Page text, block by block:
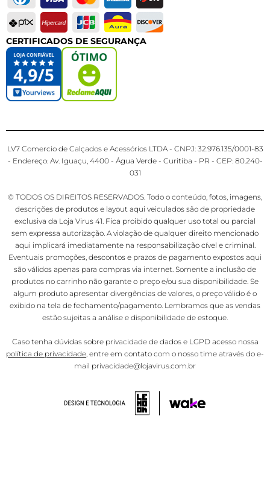
CERTIFICADOS DE SEGURANÇA
LV7 Comercio de Calçados e Acessórios LTDA - CNPJ: 32.976.135/0001-83
- Endereço: Av. Iguaçu, 4400 - Água Verde - Curitiba - PR - CEP: 80.240-
031
© TODOS OS DIREITOS RESERVADOS. Todo o conteúdo, fotos, imagens,
descrições de produtos e layout aqui veiculados são de propriedade
exclusiva da Loja Virus 41. Fica proibido qualquer uso total ou parcial
sem expressa autorização. A violação de qualquer direito mencionado
aqui implicará imediatamente na responsabilização cível e criminal.
Eventuais promoções, descontos e prazos de pagamento expostos aqui
são válidos apenas para compras via internet. Somente a inclusão de
produtos no carrinho não garante o preço e/ou sua disponibilidade. Se
algum produto apresentar divergências de valores, o preço válido é o
exibido na tela de fechamento/pagamento. Lembramos que as vendas
estão sujeitas a análise e disponibilidade de estoque.
Caso tenha dúvidas sobre privacidade de dados e LGPD acesso nossa
política de privacidade, entre em contato com o nosso time através do e-
mail privacidade@lojavirus.com.br